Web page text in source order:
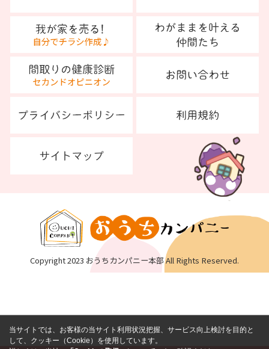
Copyright 2023 おうちカンパニー本部 All Rights Reserved.
当サイトでは、お客様の当サイト利用状況把握、サービス向上検討を目的と
して、クッキー（Cookie）を使用しています。